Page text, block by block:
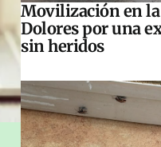
Movilización en
Dolores por una
sin heridos